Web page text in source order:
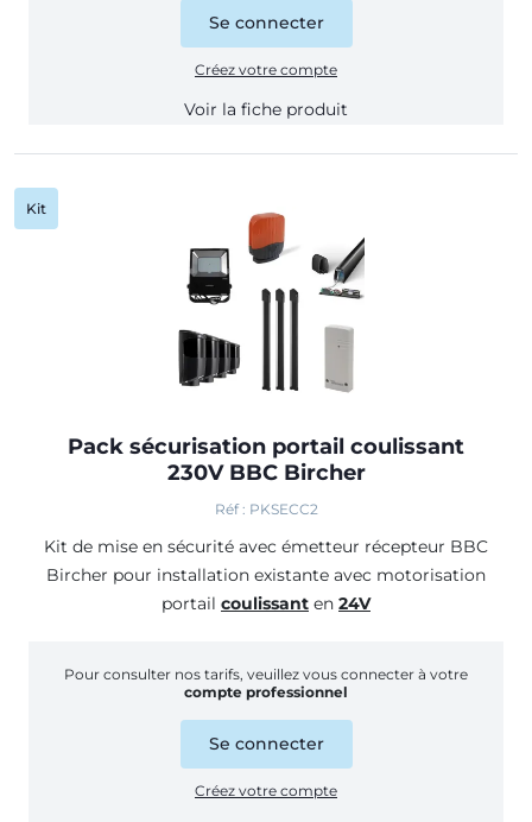
Se connecter
Créez votre compte
Voir la fiche produit
Kit
Pack sécurisation portail coulissant
230V BBC Bircher
Réf : PKSECC2
Kit de mise en sécurité avec émetteur récepteur BBC
Bircher pour installation existante avec motorisation
portail coulissant en 24V
Pour consulter nos tarifs, veuillez vous connecter à votre
compte professionnel
Se connecter
Créez votre compte